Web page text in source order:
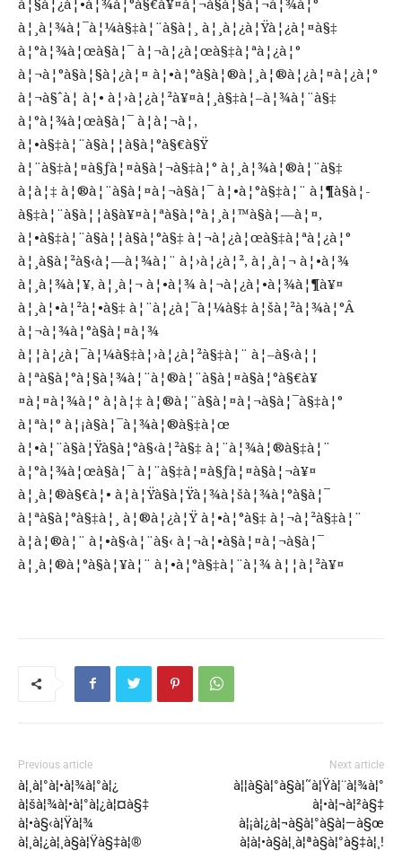
à¦¸à¦¾à¦¯à¦¼à§‡à¦¨à§à¦¸ à¦¸à¦¿à¦Ÿà¦¿à¦¤à§‡
à¦°à¦¾à¦œà§à¦¯ à¦¬à¦¿à¦œà§‡à¦ªà¦¿à¦°
à¦¬à¦°à§à¦§à¦¿à¦¤ à¦•à¦°à§à¦®à¦¸à¦®à¦¿à¦¤à¦¿à¦°
à¦¬à§ˆà¦ à¦• à¦›à¦¿à¦²à¥¤à¦¸à§‡à¦–à¦¾à¦¨à§‡
à¦°à¦¾à¦œà§à¦¯ à¦à¦¬à¦‚
à¦•à§‡à¦¨à§à¦¦à§à¦°à§€à§Ÿ
à¦¨à§‡à¦¤à§ƒà¦¤à§à¦¬à§‡à¦° à¦¸à¦¾à¦®à¦¨à§‡
à¦à¦‡ à¦®à¦¨à§à¦¤à¦¬à§à¦¯ à¦•à¦°à§‡à¦¨ à¦¶à§à¦­
à§‡à¦¨à§à¦¦à§à¥¤à¦ªà§à¦°à¦¸à¦™à§à¦—à¦¤,
à¦•à§‡à¦¨à§à¦¦à§à¦°à§‡ à¦¬à¦¿à¦œà§‡à¦ªà¦¿à¦°
à¦¸à§à¦²à§‹à¦—à¦¾à¦¨ à¦›à¦¿à¦², à¦¸à¦¬ à¦•à¦¾
à¦¸à¦¾à¦¥, à¦¸à¦¬ à¦•à¦¾ à¦¬à¦¿à¦•à¦¾à¦¶à¥¤
à¦¸à¦•à¦²à¦•à§‡ à¦¨à¦¿à¦¯à¦¼à§‡ à¦šà¦²à¦¾à¦°Â
à¦¬à¦¾à¦°à§à¦¤à¦¾
à¦¦à¦¿à¦¯à¦¼à§‡à¦›à¦¿à¦²à§‡à¦¨ à¦–à§‹à¦¦
à¦ªà§à¦°à¦§à¦¾à¦¨à¦®à¦¨à§à¦¤à§à¦°à§€à¥
¤à¦¤à¦¾à¦° à¦à¦‡ à¦®à¦¨à§à¦¤à¦¬à§à¦¯à§‡à¦°
à¦ªà¦° à¦¡à§à¦¯à¦¾à¦®à§‡à¦œ
à¦•à¦¨à§à¦Ÿà§à¦°à§‹à¦²à§‡ à¦¨à¦¾à¦®à§‡à¦¨
à¦°à¦¾à¦œà§à¦¯ à¦¨à§‡à¦¤à§ƒà¦¤à§à¦¬à¥¤
à¦¸à¦®à§€à¦• à¦­à¦Ÿà§à¦Ÿà¦¾à¦šà¦¾à¦°à§à¦¯
à¦ªà§à¦°à§‡à¦¸ à¦®à¦¿à¦Ÿ à¦•à¦°à§‡ à¦¬à¦²à§‡à¦¨
à¦à¦®à¦¨ à¦•à§‹à¦¨à§‹ à¦¬à¦•à§à¦¤à¦¬à§à¦¯
à¦¸à¦®à¦°à§à¦¥à¦¨ à¦•à¦°à§‡à¦¨à¦¾ à¦¦à¦²à¥¤
Previous article
à¦¸à¦°à¦•à¦¾à¦°à¦¿
à¦šà¦¾à¦•à¦°à¦¿à¦¤à§‡
à¦•à§‹à¦Ÿà¦¾
à¦¸à¦¿à¦¸à§à¦Ÿà§‡à¦®
Next article
à¦¦à§à¦°à§à¦˜à¦Ÿà¦¨à¦¾à¦°
à¦•à¦¬à¦²à§‡
à¦¡à¦¿à¦¬à§à¦°à§à¦—à§œ
à¦à¦•à§à¦¸à¦ªà§à¦°à§‡à¦¸!